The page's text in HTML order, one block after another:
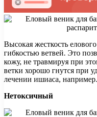
Высокая жесткость
гибкостью ветвей. Это
кожу, не травмируя при
ветки хорошо гнутся при
лечении ишиаса, например.
Нетоксичный